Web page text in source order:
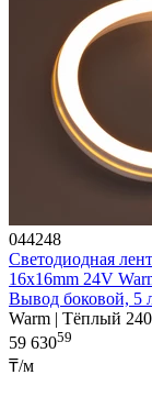
044248
Светодиодная
16x16mm 24V
Вывод боковой, 5
Warm | Тёплый
59 63059
₸/м